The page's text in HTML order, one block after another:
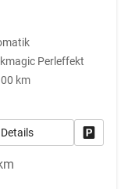
Perleffekt
km
Details